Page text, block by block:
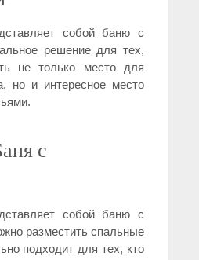
собой баню с
решение для тех,
не только место для
но и интересное место
с
собой баню с
разместить спальные
подходит для тех, кто